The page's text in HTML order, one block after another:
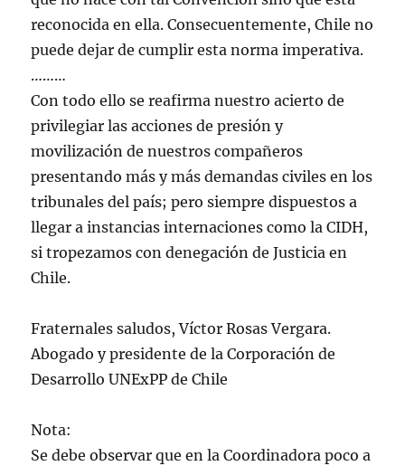
reconocida en ella. Consecuentemente, Chile no
puede dejar de cumplir esta norma imperativa.
………
Con todo ello se reafirma nuestro acierto de
privilegiar las acciones de presión y
movilización de nuestros compañeros
presentando más y más demandas civiles en los
tribunales del país; pero siempre dispuestos a
llegar a instancias internaciones como la CIDH,
si tropezamos con denegación de Justicia en
Chile.
Fraternales saludos, Víctor Rosas Vergara.
Abogado y presidente de la Corporación de
Desarrollo UNExPP de Chile
Nota:
Se debe observar que en la Coordinadora poco a